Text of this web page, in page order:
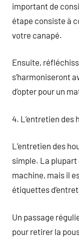
important de
étape consiste à
votre canapé.
Ensuite,
s’harmoniseront
d’opter pour un
4. L’entretien des
L’entretien des
simple. La plupart
machine, mais il
étiquettes
Un passage
pour retirer la